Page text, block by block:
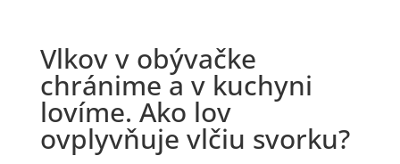
Vlkov v obývačke
chránime a v kuchyni
lovíme. Ako lov
ovplyvňuje vlčiu svorku?